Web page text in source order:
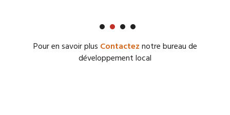
Pour en savoir plus Contacteznotre bureau de
développement local